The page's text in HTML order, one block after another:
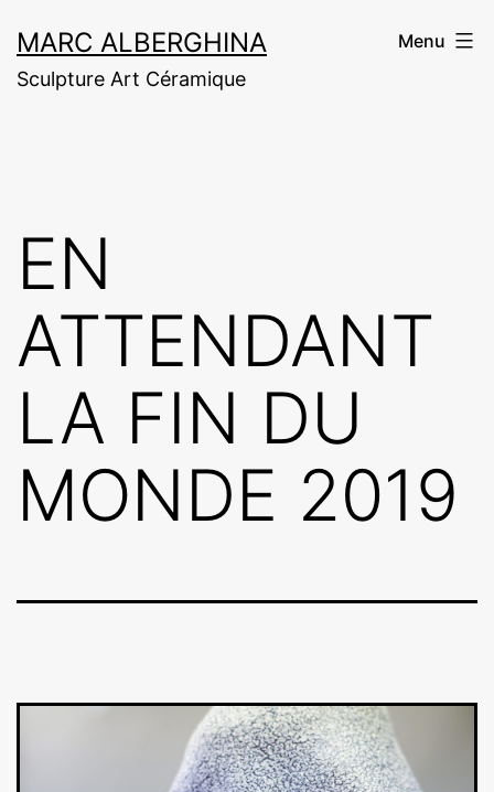
au
contenu
MARC ALBERGHINA
Sculpture Art Céramique
Menu
EN
ATTENDANT
LA FIN DU
MONDE 2019